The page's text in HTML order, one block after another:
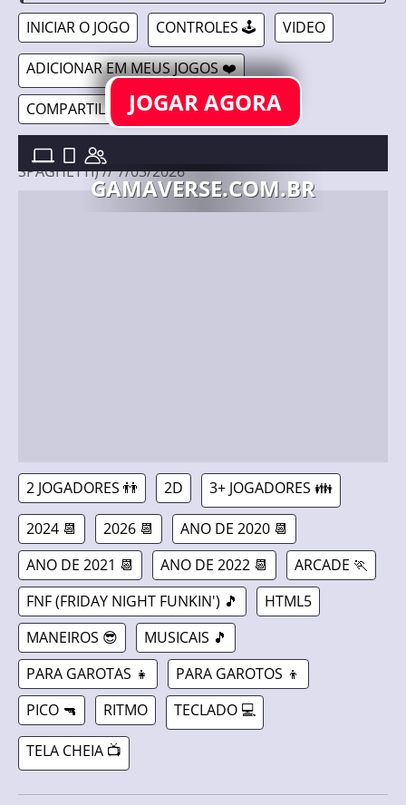
INICIAR O JOGO
CONTROLES 🕹️ VIDEO
ADICIONAR EM MEUS JOGOS ❤️
COMPARTILHAR 🔗JOGAR AGORA
GAMAVERSE.COM.BR
FRIDAY NIGHT FUNKIN': GAMAVERSE EDITION (W/
SPAGHETTI) //7/03/2026
2 JOGADORES 👬 2D 3+ JOGADORES 👪
2024 📆 2026 📆
ANO DE 2020 📆
ANO DE 2021 📆
ANO DE 2022 📆
ARCADE 🏃
FNF (FRIDAY NIGHT FUNKIN') 🎵
HTML5
MANEIROS 😎
MUSICAIS 🎵
PARA GAROTAS 👧
PARA GAROTOS 👦
PICO 🔫
RITMO TECLADO 💻
TELA CHEIA 📺